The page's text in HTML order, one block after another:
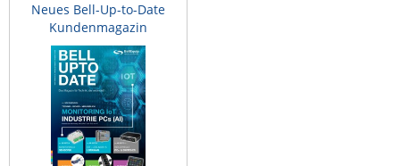
Neues Bell-Up-to-Date
Kundenmagazin